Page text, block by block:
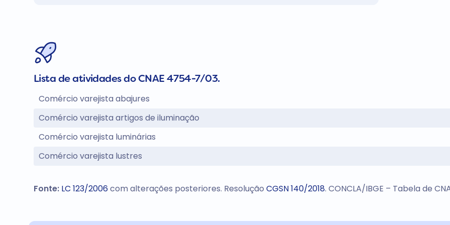
Lista de atividades do CNAE 4754-7/03.
Comércio varejista abajures
Comércio varejista artigos de iluminação
Comércio varejista luminárias
Comércio varejista lustres
Fonte: LC 123/2006com alterações posteriores. Resolução CGSN 140/2018. CONCLA/IBGE – Tabela de